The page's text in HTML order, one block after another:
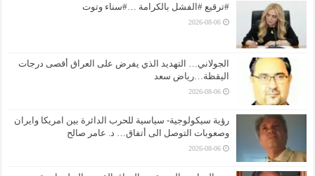
#ترقيع #الفشل بالكرامة …#سناء وتوت
2026-08-06
الجولاني… التهديد الذي يفرض على العراق أقصى درجات
اليقظة…رياض سعد
2026-08-06
رؤية سيكولوجية- سياسية للحرب الدائرة بين امريكا وايران
وصعوبات التوصل الى أتفاق… د. عامر صالح
2026-08-06